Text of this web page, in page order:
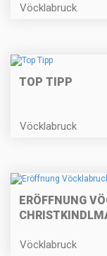
Vöcklabruck
TOP TIPP
Vöcklabruck
ERÖFFNUNG
Vöcklabruck